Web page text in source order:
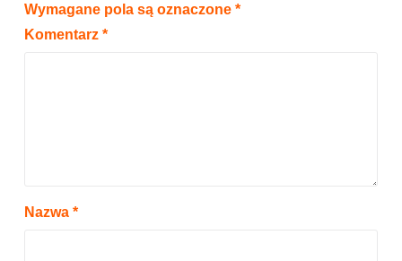
Wymagane pola są oznaczone *
Komentarz *
Nazwa *